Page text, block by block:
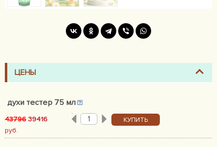
ЦЕНЫ
духи тестер 75 мл
43796 39416
руб.
КУПИТЬ